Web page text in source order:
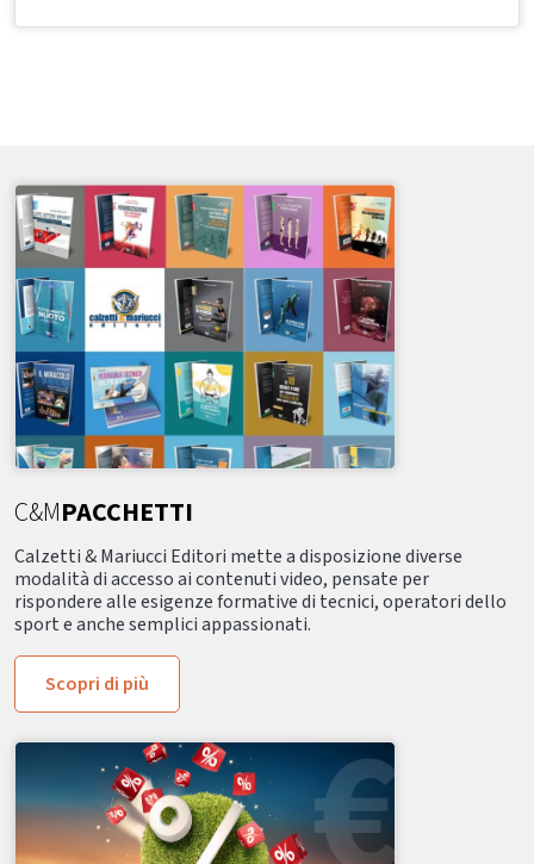
C&MPACCHETTI
Calzetti & Mariucci Editori mette a disposizione diverse
modalità di accesso ai contenuti video, pensate per
rispondere alle esigenze formative di tecnici, operatori dello
sport e anche semplici appassionati.
Scopri di più